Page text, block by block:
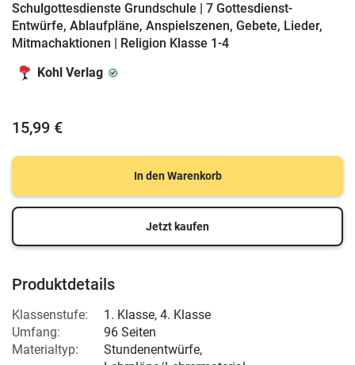
Schulgottesdienste Grundschule | 7 Gottesdienst-
Entwürfe, Ablaufpläne, Anspielszenen, Gebete, Lieder,
Mitmachaktionen | Religion Klasse 1-4
Kohl Verlag
15,99 €
In den Warenkorb
Jetzt kaufen
Produktdetails
Klassenstufe: 1. Klasse, 4. Klasse
Umfang:
96 Seiten
Materialtyp:
Stundenentwürfe,